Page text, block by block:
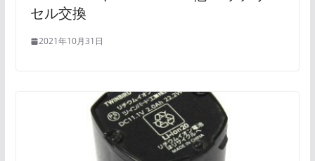
セル交換
2021年10月31日